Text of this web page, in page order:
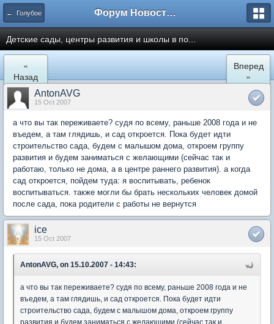
← Голубое Форум Новостройки
Детские сады, центры развития и школы в по...
«
Назад
Вперед
»
AntonAVG
15 Oct 2007
а что вы так переживаете? судя по всему, раньше 2008 года и не
въедем, а там глядишь, и сад откроется. Пока будет идти
строительство сада, будем с малышом дома, откроем группу
развития и будем заниматься с желающими (сейчас так и
работаю, только не дома, а в центре раннего развития). а когда
сад откроется, пойдем туда: я воспитывать, ребенок
воспитываться. также могли бы брать нескольких человек домой
после сада, пока родители с работы не вернутся
ice
15 Oct 2007
AntonAVG, on 15.10.2007 - 14:43:
а что вы так переживаете? судя по всему, раньше 2008 года и не
въедем, а там глядишь, и сад откроется. Пока будет идти
строительство сада, будем с малышом дома, откроем группу
развития и будем заниматься с желающими (сейчас так и